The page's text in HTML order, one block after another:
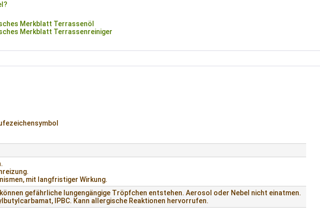
Merkblatt Terrassenöl
Merkblatt Terrassenreiniger
mit langfristiger Wirkung.
können gefährliche lungengängige Tröpfchen entstehen. Aerosol oder Nebel nicht einatmen.
IPBC. Kann allergische Reaktionen hervorrufen.